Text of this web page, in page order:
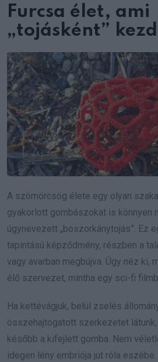
Furcsa élet, ami
„tojásként”
A szömörcsög élete egy olyan
gyakorlott gombászokat is könnyen
úgynevezett „boszorkánytojás”. Ez
tapintású képződmény, részben a
vagy avarban megbújva. Úgy néz ki,
élő szervezet, mintha egy sci-fi
Ha kettévágjuk, belül zselés
összehajtogatott szerkezetet
később a kifejlett gomba. Nem
idegen lény embriója jut róla eszébe.